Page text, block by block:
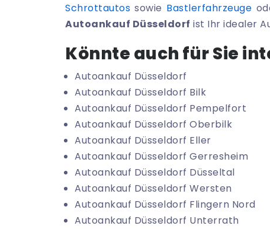
Schrottautos sowie Bastlerfahrzeuge
Autoankauf Düsseldorf ist Ihr idealer
Könnte auch für Sie
Autoankauf Düsseldorf
Autoankauf Düsseldorf Bilk
Autoankauf Düsseldorf Pempelfort
Autoankauf Düsseldorf Oberbilk
Autoankauf Düsseldorf Eller
Autoankauf Düsseldorf Gerresheim
Autoankauf Düsseldorf Düsseltal
Autoankauf Düsseldorf Wersten
Autoankauf Düsseldorf Flingern Nord
Autoankauf Düsseldorf Unterrath